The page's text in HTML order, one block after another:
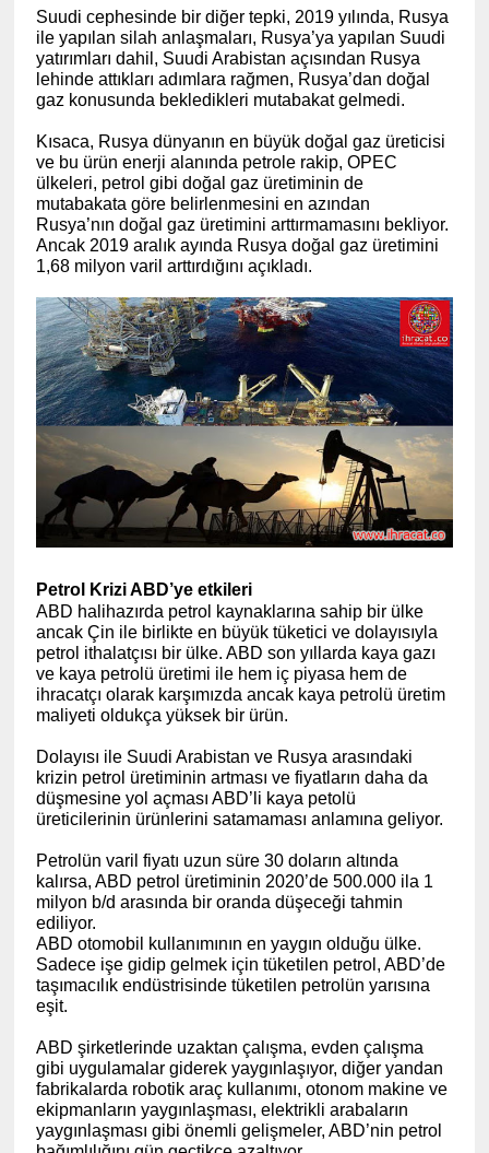
Suudi cephesinde bir diğer tepki, 2019 yılında, Rusya
ile yapılan silah anlaşmaları, Rusya’ya yapılan Suudi
yatırımları dahil, Suudi Arabistan açısından Rusya
lehinde attıkları adımlara rağmen, Rusya’dan doğal
gaz konusunda bekledikleri mutabakat gelmedi.
Kısaca, Rusya dünyanın en büyük doğal gaz üreticisi
ve bu ürün enerji alanında petrole rakip, OPEC
ülkeleri, petrol gibi doğal gaz üretiminin de
mutabakata göre belirlenmesini en azından
Rusya’nın doğal gaz üretimini arttırmamasını bekliyor.
Ancak 2019 aralık ayında Rusya doğal gaz üretimini
1,68 milyon varil arttırdığını açıkladı.
Petrol Krizi ABD’ye etkileri
ABD halihazırda petrol kaynaklarına sahip bir ülke
ancak Çin ile birlikte en büyük tüketici ve dolayısıyla
petrol ithalatçısı bir ülke. ABD son yıllarda kaya gazı
ve kaya petrolü üretimi ile hem iç piyasa hem de
ihracatçı olarak karşımızda ancak kaya petrolü üretim
maliyeti oldukça yüksek bir ürün.
Dolayısı ile Suudi Arabistan ve Rusya arasındaki
krizin petrol üretiminin artması ve fiyatların daha da
düşmesine yol açması ABD’li kaya petolü
üreticilerinin ürünlerini satamaması anlamına geliyor.
Petrolün varil fiyatı uzun süre 30 doların altında
kalırsa, ABD petrol üretiminin 2020’de 500.000 ila 1
milyon b/d arasında bir oranda düşeceği tahmin
ediliyor.
ABD otomobil kullanımının en yaygın olduğu ülke.
Sadece işe gidip gelmek için tüketilen petrol, ABD’de
taşımacılık endüstrisinde tüketilen petrolün yarısına
eşit.
ABD şirketlerinde uzaktan çalışma, evden çalışma
gibi uygulamalar giderek yaygınlaşıyor, diğer yandan
fabrikalarda robotik araç kullanımı, otonom makine ve
ekipmanların yaygınlaşması, elektrikli arabaların
yaygınlaşması gibi önemli gelişmeler, ABD’nin petrol